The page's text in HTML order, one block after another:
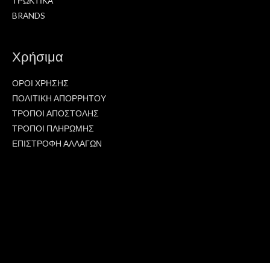
BRANDS
Χρήσιμα
ΟΡΟΙ ΧΡΗΣΗΣ
ΠΟΛΙΤΙΚΗ ΑΠΟΡΡΗΤΟΥ
ΤΡΟΠΟΙ ΑΠΟΣΤΟΛΗΣ
ΤΡΟΠΟΙ ΠΛΗΡΩΜΗΣ
ΕΠΙΣΤΡΟΦΗ ΑΛΛΑΓΩΝ